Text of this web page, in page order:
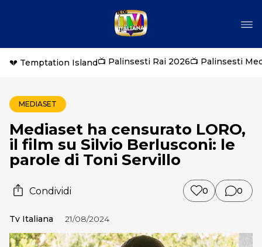
💔 Temptation Island📺 Palinsesti Rai 2026📺 Palinsesti
MEDIASET
Mediaset ha censurato LORO,
il film su Silvio Berlusconi: le
parole di Toni Servillo
Condividi 0 0
Tv Italiana 21/08/2024